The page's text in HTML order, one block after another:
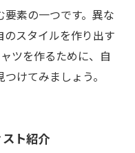
素の一つです。異な
スタイルを作り出す
ツを作るために、自
けてみましょう。
ト紹介